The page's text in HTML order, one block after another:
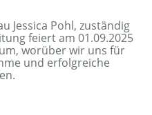
Jessica Pohl, zuständig
feiert am 01.09.2025
worüber wir uns für
und erfolgreiche